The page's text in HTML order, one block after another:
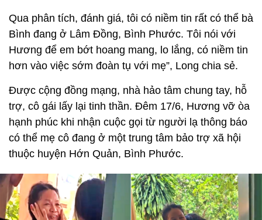
Qua phân tích, đánh giá, tôi có niềm tin rất có thể bà
Bình đang ở Lâm Đồng, Bình Phước. Tôi nói với
Hương để em bớt hoang mang, lo lắng, có niềm tin
hơn vào việc sớm đoàn tụ với mẹ”, Long chia sẻ.
Được cộng đồng mạng, nhà hảo tâm chung tay, hỗ
trợ, cô gái lấy lại tinh thần. Đêm 17/6, Hương vỡ òa
hạnh phúc khi nhận cuộc gọi từ người lạ thông báo
có thể mẹ cô đang ở một trung tâm bảo trợ xã hội
thuộc huyện Hớn Quản, Bình Phước.